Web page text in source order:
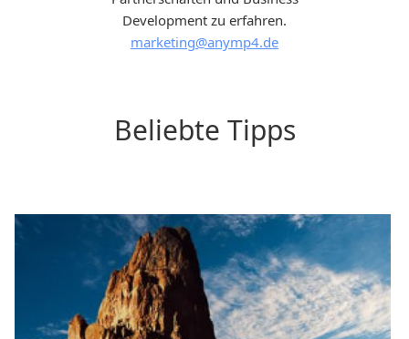
Development zu erfahren.
marketing@anymp4.de
Beliebte Tipps